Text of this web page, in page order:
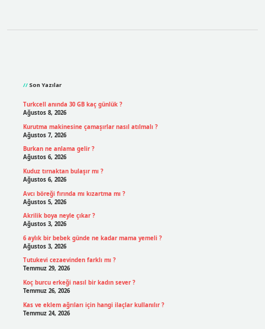
Son Yazılar
Turkcell anında 30 GB kaç günlük ?
Ağustos 8, 2026
Kurutma makinesine çamaşırlar nasıl atılmalı ?
Ağustos 7, 2026
Burkan ne anlama gelir ?
Ağustos 6, 2026
Kuduz tırnaktan bulaşır mı ?
Ağustos 6, 2026
Avcı böreği fırında mı kızartma mı ?
Ağustos 5, 2026
Akrilik boya neyle çıkar ?
Ağustos 3, 2026
6 aylık bir bebek günde ne kadar mama yemeli ?
Ağustos 3, 2026
Tutukevi cezaevinden farklı mı ?
Temmuz 29, 2026
Koç burcu erkeği nasıl bir kadın sever ?
Temmuz 26, 2026
Kas ve eklem ağrıları için hangi ilaçlar kullanılır ?
Temmuz 24, 2026